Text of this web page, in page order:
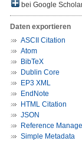
bei Google
Daten exportieren
ASCII Citation
Atom
BibTeX
Dublin Core
EP3 XML
EndNote
HTML Citation
JSON
Reference
Simple Metadata